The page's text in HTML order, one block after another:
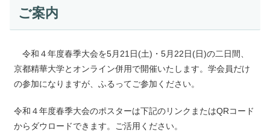
ご案内
令和４年度春季大会を5月21日(土)・5月22日(日)の二日間、
京都精華大学とオンライン併用で開催いたします。学会員だけ
の参加になりますが、ふるってご参加ください。
令和４年度春季大会のポスターは下記のリンクまたはQRコード
からダウロードできます。ご活用ください。